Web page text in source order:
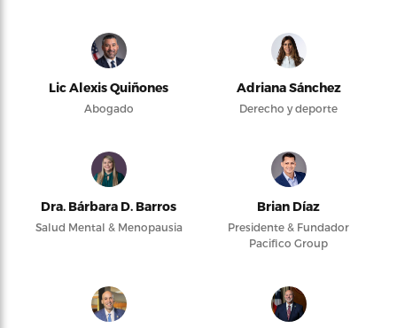
Lic Alexis Quiñones
Abogado
Adriana Sánchez
Derecho y deporte
Dra. Bárbara D. Barros
Salud Mental & Menopausia
Brian Díaz
Presidente & Fundador
Pacifico Group